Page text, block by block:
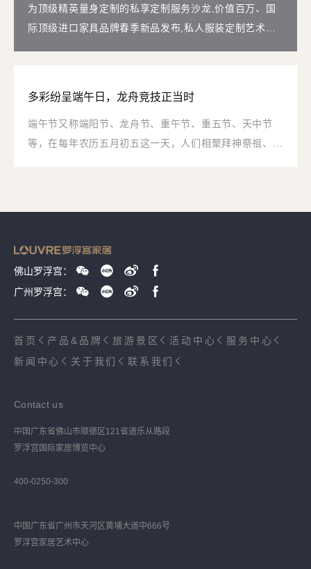
为顶级精英量身定制的私享定制服务沙龙,价值百万、国
际顶级进口家具品牌春季新品发布,私人服装定制艺术大
多彩纷呈端午日，龙舟竞技正当时
端午节又称端阳节、龙舟节、重午节、重五节、天中节
等，在每年农历五月初五这一天，人们相聚拜神祭祖、祈
佛山罗浮宫：
广州罗浮宫：
首页 产品&品牌 旅游景区 活动中心
服务中心
新闻中心
关于我们 联系我们
Contact us
中国广东省佛山市顺德区121省道乐从路段
罗浮宫国际家居博览中心
400-0250-300
中国广东省广州市天河区黄埔大道中666号
罗浮宫家居艺术中心